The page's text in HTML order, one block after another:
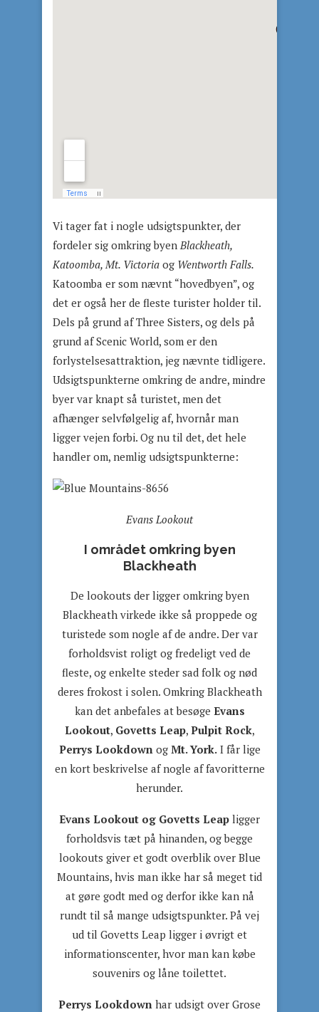
Vi tager fat i nogle udsigtspunkter, der
fordeler sig omkring byenBlackheath,
Katoomba, Mt. Victoria og Wentworth Falls.
Katoomba er som nævnt “hovedbyen”, og
det er også her de fleste turister holder til.
Dels på grund af Three Sisters, og dels på
grund af Scenic World, som er den
forlystelsesattraktion, jeg nævnte tidligere.
Udsigtspunkterne omkring de andre, mindre
byer var knapt så turistet, men det
afhænger selvfølgelig af, hvornår man
ligger vejen forbi. Og nu til det, det hele
handler om, nemlig udsigtspunkterne:
Evans Lookout
I området omkring byen
Blackheath
De lookouts der ligger omkring byen
Blackheath virkede ikke så proppede og
turistede som nogle af de andre. Der var
forholdsvist roligt og fredeligt ved de
fleste, og enkelte steder sad folk og nød
deres frokost i solen. Omkring Blackheath
kan det anbefales at besøge Evans
Lookout, Govetts Leap, Pulpit Rock,
Perrys Lookdownog Mt. York.I får lige
en kort beskrivelse af nogle af favoritterne
herunder.
Evans Lookout og Govetts Leap ligger
forholdsvis tæt på hinanden, og begge
lookouts giver et godt overblik over Blue
Mountains, hvis man ikke har så meget tid
at gøre godt med og derfor ikke kan nå
rundt til så mange udsigtspunkter. På vej
ud til Govetts Leap ligger i øvrigt et
informationscenter, hvor man kan købe
souvenirs og låne toilettet.
Perrys Lookdown har udsigt over Grose